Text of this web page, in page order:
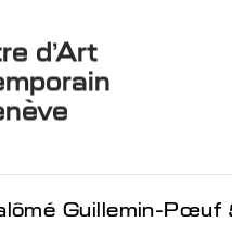
d’Art
Guillemin-Pœuf